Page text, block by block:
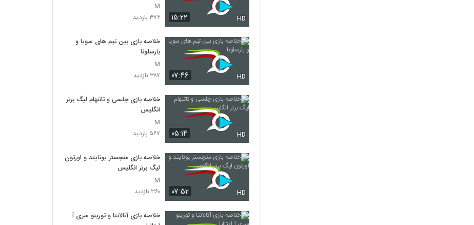
۱۵:۲۲ HD
M
۳۷۲ بازدید
۰۷:۴۶ HD
خلاصه بازی بین تیم های سویا و
بارسلونا
M
۳۸۷ بازدید
۰۵:۱۴ HD
خلاصه بازی چلسی و تاتنهام لیگ برتر
انگلیس
M
۵۶۷ بازدید
۰۷:۵۲ HD
خلاصه بازی منچستر یونایتد و اورتون
لیگ برتر انگلیس
M
۳۶۰ بازدید
خلاصه بازی آتالانتا و تورینو سری آ